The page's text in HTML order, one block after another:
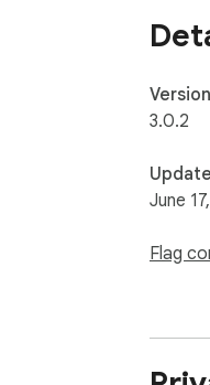
1. 极致
• 零延
• 零闪
2. 视频
除了动
• 专注
Version
3.0.2
June
Flag